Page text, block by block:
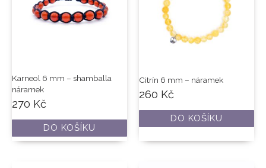
Karneol 6 mm – shamballa
náramek
270 Kč
DO KOŠÍKU
Citrín 6 mm – náramek
260 Kč
DO KOŠÍKU